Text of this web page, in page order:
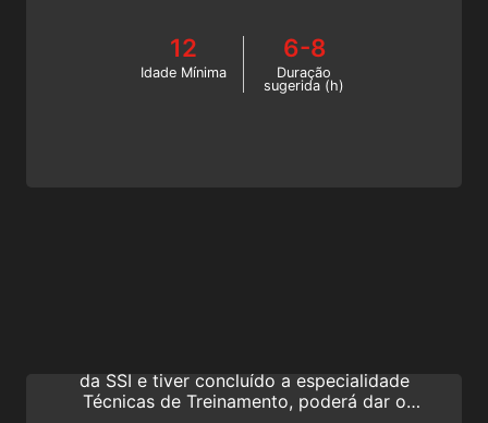
especialidade de Técnicas de Treinamento
da SSI!
12
Idade Mínima
6-8
Duração
sugerida (h)
da SSI e tiver concluído a especialidade
Técnicas de Treinamento, poderá dar o